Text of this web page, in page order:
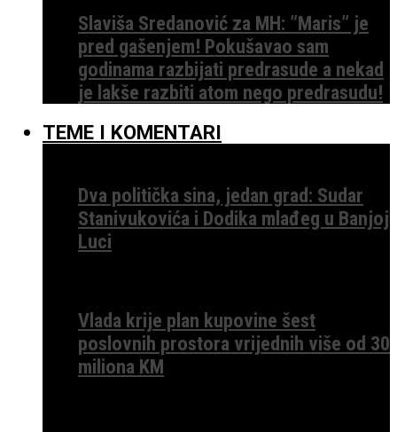
Slaviša Sredanović za MH: ”Maris” je
pred gašenjem! Pokušavao sam
godinama razbijati predrasude a nekad
je lakše razbiti atom nego predrasudu!
TEME I KOMENTARI
Dva politička sina, jedan grad: Sudar
Stanivukovića i Dodika mlađeg u Banjoj
Luci
Vlada krije plan kupovine šest
poslovnih prostora vrijednih više od 30
miliona KM